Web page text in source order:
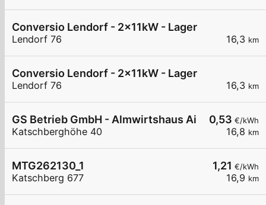
16,3 km
Conversio Lendorf - 2x11kW - Lager - 1/1
Lendorf 76
16,3 km
Conversio Lendorf - 2x11kW - Lager - 1/2
Lendorf 76
0,53 €/kWh
16,8 km
GS Betrieb GmbH - Almwirtshaus Ainkehr -
Katschberghöhe 40
1,21 €/kWh
16,9 km
MTG262130_1
Katschberg 677